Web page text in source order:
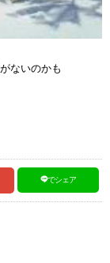
ないのかも
でシェア